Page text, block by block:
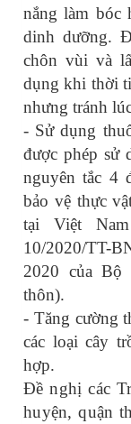
nắng làm bóc
dinh dưỡng.
chôn vùi và
dụng khi thời
nhưng tránh
- Sử dụng
được phép sử
nguyên tắc 4
bảo vệ thực
tại Việt
10/2020/TT-
2020 của Bộ
thôn).
- Tăng cường
các loại cây
hợp.
Đề nghị các
huyện, quận